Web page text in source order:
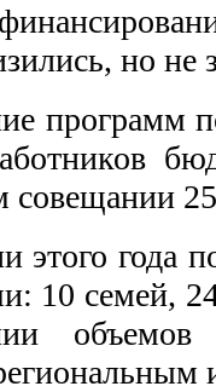
но не
программ
совещании
этого года
10 семей,
объемов